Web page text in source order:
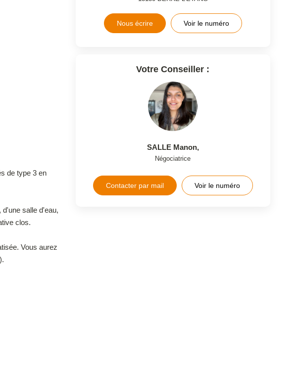
de type 3 en
salle d'eau,
clos.
Vous aurez
Nous écrire Voir le numéro
Votre Conseiller :
SALLE Manon,
Négociatrice
Contacter par mail Voir le numéro